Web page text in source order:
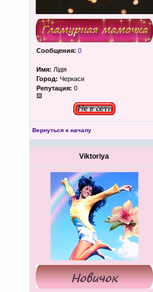
Сообщения: 0
Имя: Лідія
Город: Черкаси
Репутация: 0
Вернуться к началу
Viktoriya